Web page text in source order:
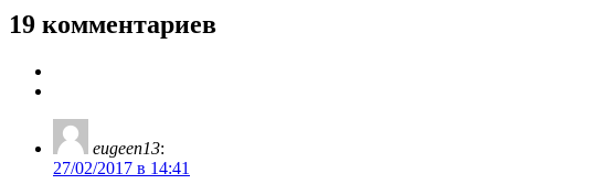
19 комментариев
eugeen13:
27/02/2017 в 14:41